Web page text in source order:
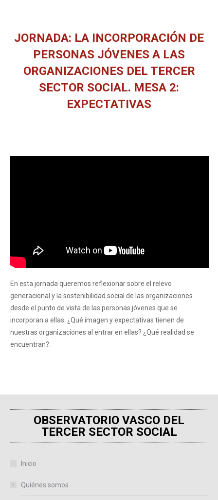
JORNADA: LA INCORPORACIÓN DE
PERSONAS JÓVENES A LAS
ORGANIZACIONES DEL TERCER
SECTOR SOCIAL. MESA 2:
EXPECTATIVAS
En esta jornada queremos reflexionar sobre el relevo
generacional y la sostenibilidad social de las organizaciones
desde el punto de vista de las personas jóvenes que se
incorporan a ellas. ¿Qué imagen y expectativas tienen de
nuestras organizaciones al entrar en ellas? ¿Qué realidad se
encuentran?.
OBSERVATORIO VASCO DEL
TERCER SECTOR SOCIAL
Inicio
Quiénes somos